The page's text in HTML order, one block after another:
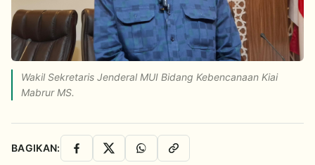
Wakil Sekretaris Jenderal MUI Bidang Kebencanaan Kiai
Mabrur MS.
BAGIKAN: Facebook
X WhatsAppSalin Link